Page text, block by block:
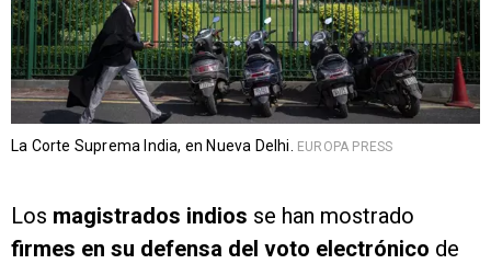
La Corte Suprema India, en Nueva Delhi. EUROPA PRESS
Los magistrados indios se han mostrado
firmes en su defensa del voto electrónico de